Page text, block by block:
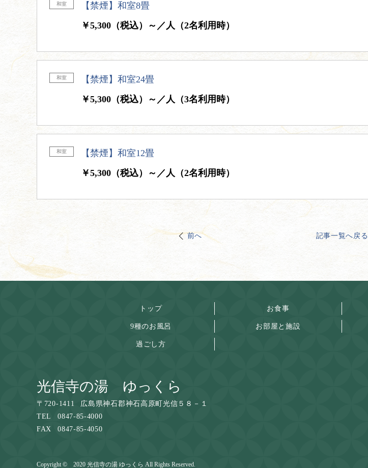
和室
【禁煙】和室8畳
￥5,300（税込）～／人（2名利用時）
和室
【禁煙】和室24畳
￥5,300（税込）～／人（3名利用時）
和室
【禁煙】和室12畳
￥5,300（税込）～／人（2名利用時）
前へ 記事一覧へ戻る
トップ
9種のお風呂
過ごし方
お食事
お部屋と施設
光信寺の湯 ゆっくら
〒 720-1411
広島県神石郡神石高原町光信５８－１
TEL
0847-85-4000
FAX
0847-85-4050
Copyright © 2020 光信寺の湯 ゆっくら All Rights Reserved.